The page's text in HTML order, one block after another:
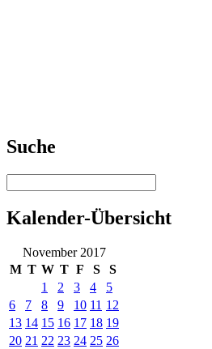
Suche
Kalender-Übersicht
November 2017
M T W T F S
S
1
2 3 4
5
6
7 8 9 10 11 12
13 14 15 16 17 18 19
20 21 22 23 24 25 26